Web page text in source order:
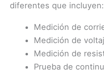
diferentes que incluyen:
Medición de
Medición de
Medición de
Prueba de